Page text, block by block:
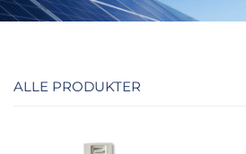
ALLE PRODUKTER